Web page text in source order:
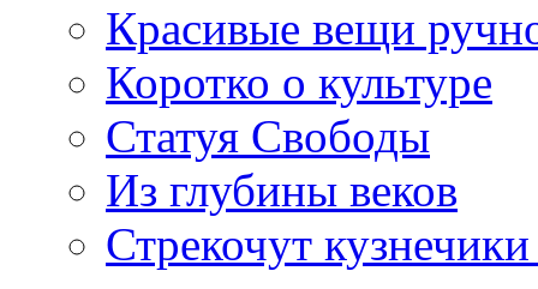
Красивые вещи
Коротко о культуре
Статуя Свободы
Из глубины веков
Стрекочут